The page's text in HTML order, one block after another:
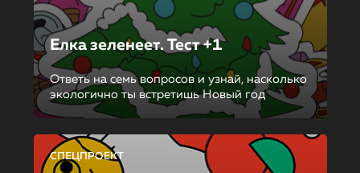
Елка зеленеет. Тест +1
Ответь на семь вопросов и узнай, насколько
экологично ты встретишь Новый год
СПЕЦПРОЕКТ